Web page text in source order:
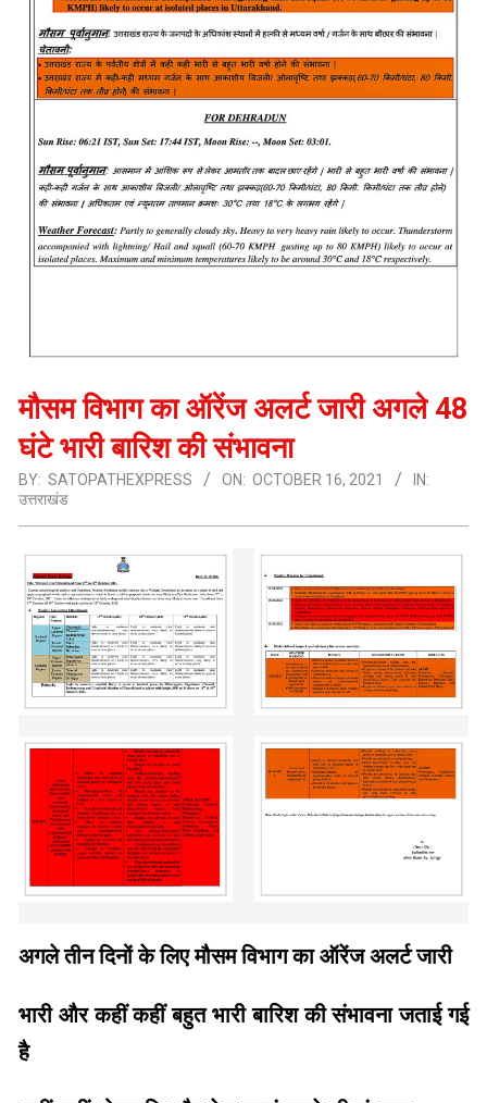
मौसम विभाग का ऑरेंज अलर्ट जारी अगले 48
घंटे भारी बारिश की संभावना
BY: SATOPATHEXPRESS ON: OCTOBER 16, 2021
IN:
उत्तराखंड
अगले तीन दिनों के लिए मौसम विभाग का ऑरेंज अलर्ट जारी
भारी और कहीं कहीं बहुत भारी बारिश की संभावना जताई गई
है